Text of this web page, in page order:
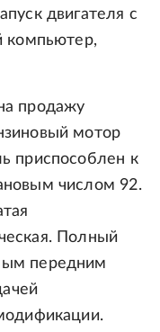
двигателя с
компьютер,
продажу
мотор
приспособлен к
числом 92.
Полный
передним